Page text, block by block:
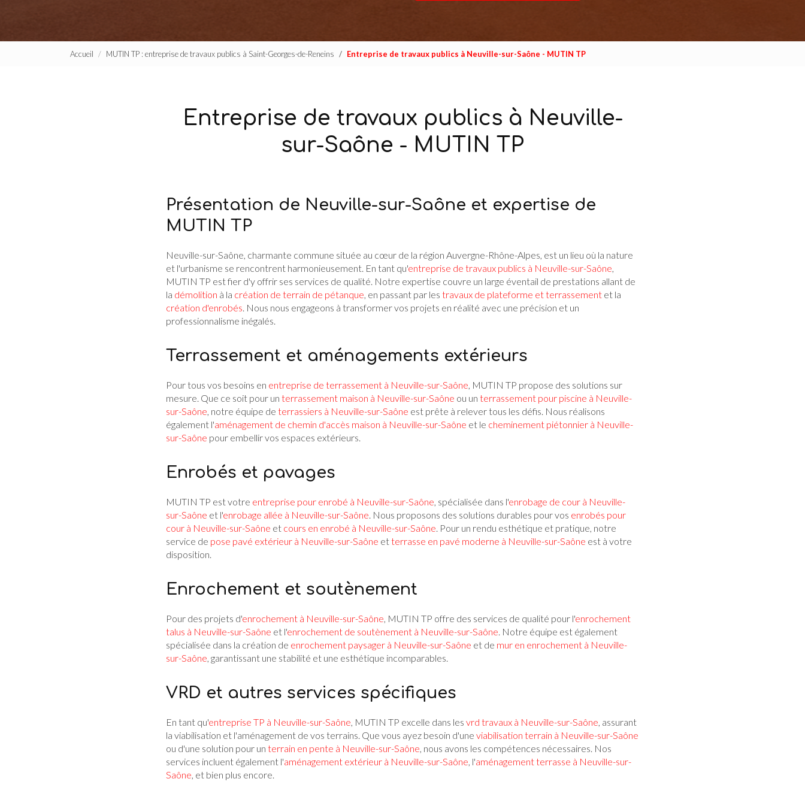
Accueil MUTIN TP : entreprise de travaux publics à Saint-Georges-de-Reneins Entreprise de travaux publics à Neuville-sur-Saône - MUTIN TP
Entreprise de travaux publics à Neuville-
sur-Saône - MUTIN TP
Présentation de Neuville-sur-Saône et expertise de
MUTIN TP
Neuville-sur-Saône, charmante commune située au cœur de la région Auvergne-Rhône-Alpes, est un lieu où la nature
et l'urbanisme se rencontrent harmonieusement. En tant qu'entreprise de travaux publics à Neuville-sur-Saône,
MUTIN TP est fier d'y offrir ses services de qualité. Notre expertise couvre un large éventail de prestations allant de
la démolition à la création de terrain de pétanque, en passant par les travaux de plateforme et terrassement et la
création d'enrobés. Nous nous engageons à transformer vos projets en réalité avec une précision et un
professionnalisme inégalés.
Terrassement et aménagements extérieurs
Pour tous vos besoins en entreprise de terrassement à Neuville-sur-Saône, MUTIN TP propose des solutions sur
mesure. Que ce soit pour un terrassement maison à Neuville-sur-Saône ou un terrassement pour piscine à Neuville-
sur-Saône, notre équipe de terrassiers à Neuville-sur-Saône est prête à relever tous les défis. Nous réalisons
également l'aménagement de chemin d'accès maison à Neuville-sur-Saône et le cheminement piétonnier à Neuville-
sur-Saône pour embellir vos espaces extérieurs.
Enrobés et pavages
MUTIN TP est votre entreprise pour enrobé à Neuville-sur-Saône, spécialisée dans l'enrobage de cour à Neuville-
sur-Saône et l'enrobage allée à Neuville-sur-Saône. Nous proposons des solutions durables pour vos enrobés pour
cour à Neuville-sur-Saône et cours en enrobé à Neuville-sur-Saône. Pour un rendu esthétique et pratique, notre
service de pose pavé extérieur à Neuville-sur-Saône etterrasse en pavé moderne à Neuville-sur-Saône est à votre
disposition.
Enrochement et soutènement
Pour des projets d'enrochement à Neuville-sur-Saône, MUTIN TP offre des services de qualité pour l'enrochement
talus à Neuville-sur-Saône et l'enrochement de soutènement à Neuville-sur-Saône. Notre équipe est également
spécialisée dans la création de enrochement paysager à Neuville-sur-Saône et de mur en enrochement à Neuville-
sur-Saône, garantissant une stabilité et une esthétique incomparables.
VRD et autres services spécifiques
En tant qu'entreprise TP à Neuville-sur-Saône, MUTIN TP excelle dans les vrd travaux à Neuville-sur-Saône, assurant
la viabilisation et l'aménagement de vos terrains. Que vous ayez besoin d'une viabilisation terrain à Neuville-sur-Saône
ou d'une solution pour un terrain en pente à Neuville-sur-Saône, nous avons les compétences nécessaires. Nos
services incluent également l'aménagement extérieur à Neuville-sur-Saône, l'aménagement terrasse à Neuville-sur-
Saône, et bien plus encore.